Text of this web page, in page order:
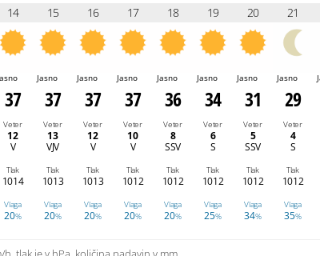
14 15 16 17 18 19 20 21
Jasno Jasno Jasno Jasno Jasno Jasno Jasno
37 37 37 37 36 34 31 29
Veter
12
V
Veter
13
VJV
Veter
12
V
Veter
10
V
Veter
8
SSV
Veter
6
S
Veter
5
SSV
Veter
4
S
Tlak
1014
Tlak
1013
Tlak
1013
Tlak
1012
Tlak
1012
Tlak
1012
Tlak
1012
Tlak
1012
Vlaga
20%
Vlaga
20%
Vlaga
20%
Vlaga
20%
Vlaga
20%
Vlaga
25%
Vlaga
34%
Vlaga
35%